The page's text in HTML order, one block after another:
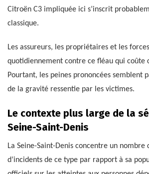
Citroën C3 impliquée ici s’inscrit
classique.
Les assureurs, les propriétaires et les
quotidiennement contre ce fléau qui coûte
Pourtant, les peines prononcées semblent
de la gravité ressentie par les victimes.
Le contexte plus large de la
Seine-Saint-Denis
La Seine-Saint-Denis concentre un
d’incidents de ce type par rapport à sa